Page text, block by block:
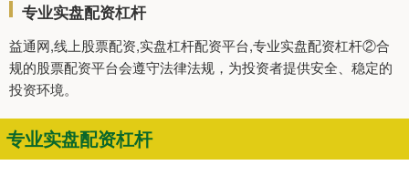
专业实盘配资杠杆
益通网,线上股票配资,实盘杠杆配资平台,专业实盘配资杠杆②合
规的股票配资平台会遵守法律法规，为投资者提供安全、稳定的
投资环境。
专业实盘配资杠杆